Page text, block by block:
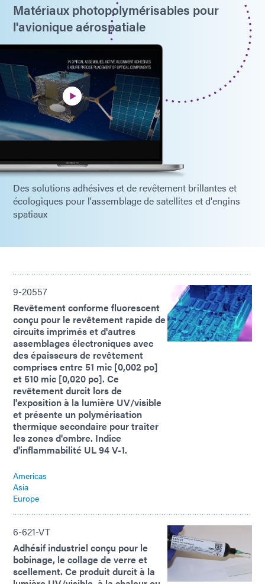
Matériaux photopolymérisables pour
l'avionique aérospatiale
Des solutions adhésives et de revêtement brillantes et
écologiques pour l'assemblage de satellites et d'engins
spatiaux
9-20557
Revêtement conforme fluorescent
conçu pour le revêtement rapide de
circuits imprimés et d'autres
assemblages électroniques avec
des épaisseurs de revêtement
comprises entre 51 mic [0,002 po]
et 510 mic [0,020 po]. Ce
revêtement durcit lors de
l'exposition à la lumière UV/visible
et présente un polymérisation
thermique secondaire pour traiter
les zones d'ombre. Indice
d'inflammabilité UL 94 V-1.
Americas
Asia
Europe
6-621-VT
Adhésif industriel conçu pour le
bobinage, le collage de verre et
scellement. Ce produit durcit à la